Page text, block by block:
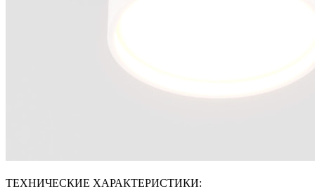
ТЕХНИЧЕСКИЕ ХАРАКТЕРИСТИКИ: